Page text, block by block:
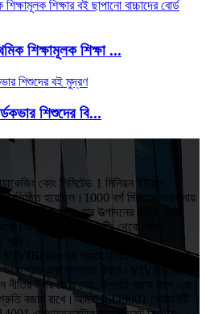
শিক্ষামূলক শিক্ষা ...
শিশুদের বি...
কোং লিমিটেড 1 মিলিয়ন ইউয়ান
হয়েছিল।1000 বর্গ মিটারের কারখানায়
কর্মচারী রয়েছে, যার উত্পাদনের বার্ষিক মোট
ডিজাইন, প্রিন্টিং থেকে পোস্ট
এর প্রতিযোগিতা এবং প্রভাবকে
আপগ্রেড এবং সংস্কার করবে।VIVIBetter
নীতির উপর জোর দেয়, উন্নতি বজায় রাখে এবং
বজায় রাখে।আমরা ISO9001 কোয়ালিটি